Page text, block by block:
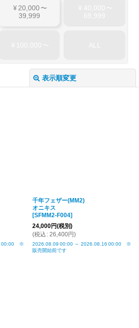
¥ 20,000 〜
39,999
表示順変更
00:00 ※
千年フェザー(MM2)
オニキス
[SFMM2-F004]
24,000円(税別)
(税込 : 26,400円)
2026.08.09 00:00 ～ 2026.08.16 00:00 ※
販売開始前です